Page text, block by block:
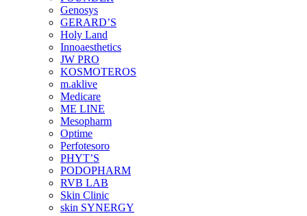
Genosys
GERARD’S
Holy Land
Innoaesthetics
JW PRO
KOSMOTEROS
m.aklive
Medicare
ME LINE
Mesopharm
Optime
Perfotesoro
PHYT’S
PODOPHARM
RVB LAB
Skin Clinic
skin SYNERGY